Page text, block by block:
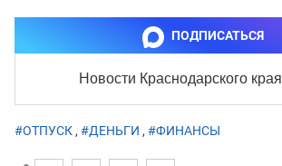
ПОДПИСАТЬСЯ
Новости Краснодарского края
#ОТПУСК, #ДЕНЬГИ , #ФИНАНСЫ